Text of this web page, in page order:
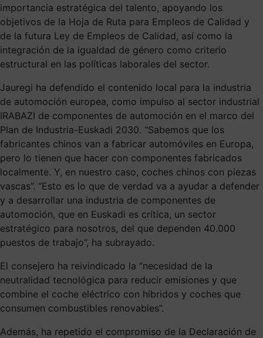
importancia estratégica del talento, apoyando los
objetivos de la Hoja de Ruta para Empleos de Calidad y
de la futura Ley de Empleos de Calidad, así como la
integración de la igualdad de género como criterio
estructural en las políticas laborales del sector.
Jauregi ha defendido el contenido local para la industria
de automoción europea, como impulso al sector industrial
IRABAZI de componentes de automoción en el marco del
Plan de Industria-Euskadi 2030. “Sabemos que los
fabricantes chinos van a fabricar automóviles en Europa,
pero lo tienen que hacer con componentes fabricados
localmente. Y, en nuestro caso, coches chinos con piezas
vascas”. “Esto es lo que de verdad va a ayudar a defender
y a desarrollar una industria de componentes de
automoción, que en Euskadi es crítica, un sector
estratégico para nosotros, del que dependen 40.000
puestos de trabajo”, ha subrayado.
El consejero ha reivindicado la “necesidad de la
neutralidad tecnológica para reducir emisiones y que
combine el coche eléctrico con híbridos y coches que
consumen combustibles renovables”.
Además, ha repetido el compromiso de la Declaración de